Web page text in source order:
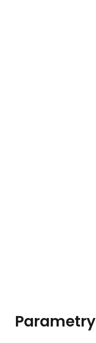
Parametry